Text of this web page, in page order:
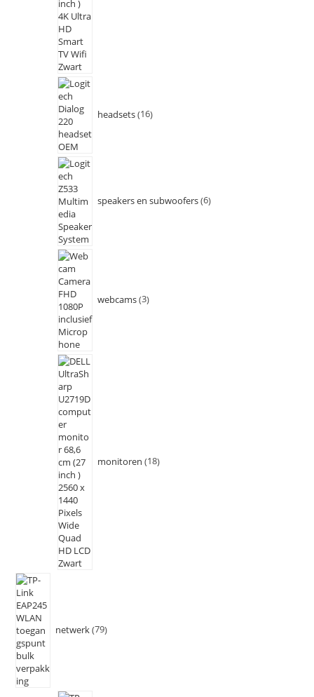
headsets 16
speakers en subwoofers 6
webcams 3
monitoren 18
netwerk 79